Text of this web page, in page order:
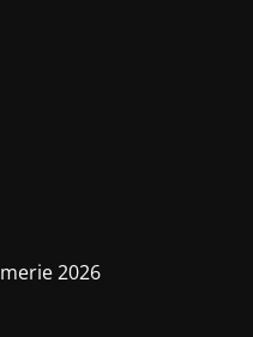
2026